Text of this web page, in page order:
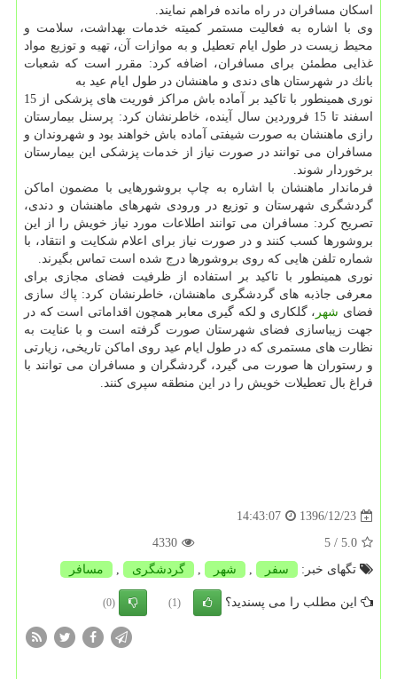
اسكان مسافران در راه مانده فراهم نمایند.
وی با اشاره به فعالیت مستمر كمیته خدمات بهداشت، سلامت و
محیط زیست در طول ایام تعطیل و به موازات آن، تهیه و توزیع مواد
غذایی مطمئن برای مسافران، اضافه كرد: مقرر است كه شعبات
بانك در شهرستان های دندی و ماهنشان در طول ایام عید به
نوری همینطور با تاكید بر آماده باش مراكز فوریت های پزشكی از 15
اسفند تا 15 فروردین سال آینده، خاطرنشان كرد: پرسنل بیمارستان
رازی ماهنشان به صورت شیفتی آماده باش خواهند بود و شهروندان و
مسافران می توانند در صورت نیاز از خدمات پزشكی این بیمارستان
برخوردار شوند.
فرماندار ماهنشان با اشاره به چاپ بروشورهایی با مضمون اماكن
گردشگری شهرستان و توزیع در ورودی شهرهای ماهنشان و دندی،
تصریح كرد: مسافران می توانند اطلاعات مورد نیاز خویش را از این
بروشورها كسب كنند و در صورت نیاز برای اعلام شكایت و انتقاد، با
شماره تلفن هایی كه روی بروشورها درج شده است تماس بگیرند.
نوری همینطور با تاكید بر استفاده از ظرفیت فضای مجازی برای
معرفی جاذبه های گردشگری ماهنشان، خاطرنشان كرد: پاك سازی
فضای شهر ، گلكاری و لكه گیری معابر همچون اقداماتی است كه در
جهت زیباسازی فضای شهرستان صورت گرفته است و با عنایت به
نظارت های مستمری كه در طول ایام عید روی اماكن تاریخی، زیارتی
و رستوران ها صورت می گیرد، گردشگران و مسافران می توانند با
فراغ بال تعطیلات خویش را در این منطقه سپری كنند.
1396/12/23
14:43:07
5.0
/ 5
4330
تگهای خبر:
سفر , شهر , گردشگری , مسافر
این مطلب را می پسندید؟ (1)
(0)